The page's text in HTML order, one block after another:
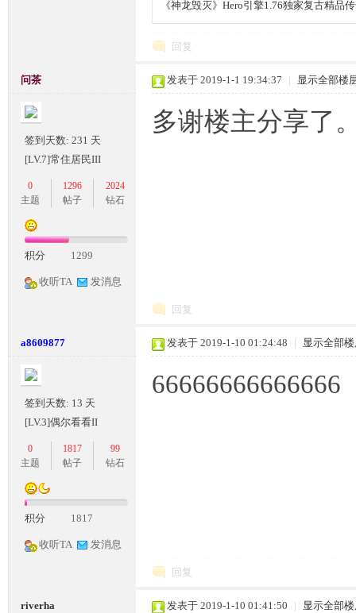
部
落
《神龙毁灭》Hero引擎1.76独家复古精品
回复
问茶
签到天数: 231 天
[LV.7]常住居民III
0
主题
1296
帖子
2024
钻石
积分 1299
收听TA 发消息
发表于 2019-1-1 19:34:37 | 显示全部楼
多谢楼主分享了
回复
a8609877
签到天数: 13 天
[LV.3]偶尔看看II
0
主题
1817
帖子
99
钻石
积分 1817
收听TA 发消息
发表于 2019-1-10 01:24:48 | 显示全部
66666666666666
回复
riverha 发表于 2019-1-10 01:41:50 | 显示全部